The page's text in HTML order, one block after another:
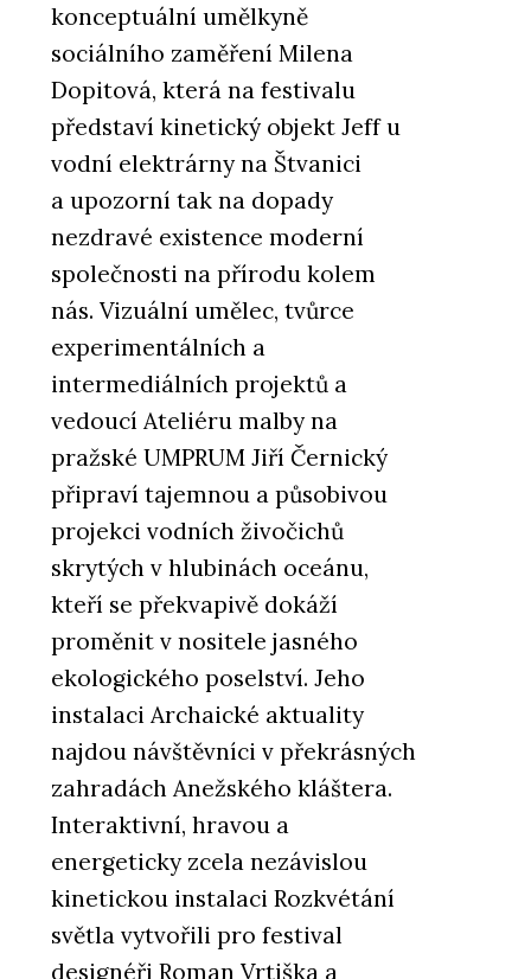
konceptuální umělkyně
sociálního zaměření Milena
Dopitová, která na festivalu
představí kinetický objekt Jeff u
vodní elektrárny na Štvanici
a upozorní tak na dopady
nezdravé existence moderní
společnosti na přírodu kolem
nás. Vizuální umělec, tvůrce
experimentálních a
intermediálních projektů a
vedoucí Ateliéru malby na
pražské UMPRUM Jiří Černický
připraví tajemnou a působivou
projekci vodních živočichů
skrytých v hlubinách oceánu,
kteří se překvapivě dokáží
proměnit v nositele jasného
ekologického poselství. Jeho
instalaci Archaické aktuality
najdou návštěvníci v překrásných
zahradách Anežského kláštera.
Interaktivní, hravou a
energeticky zcela nezávislou
kinetickou instalaci Rozkvétání
světla vytvořili pro festival
designéři Roman Vrtiška a